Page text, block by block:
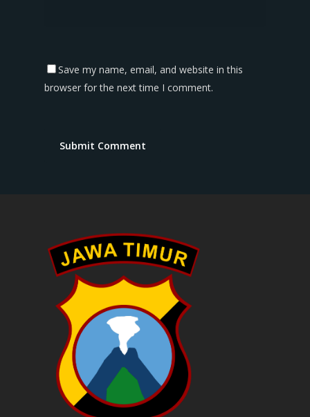
Save my name, email, and website in this
browser for the next time I comment.